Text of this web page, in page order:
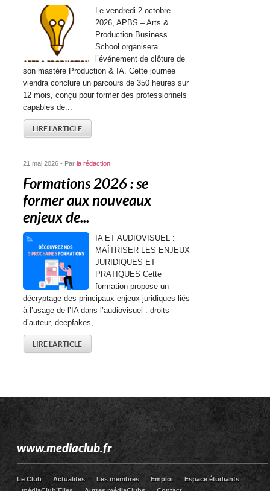
Le vendredi 2 octobre
2026, APBS – Arts &
Production Business
School organisera
l’événement de clôture de
son mastère Production & IA. Cette journée
viendra conclure un parcours de 350 heures sur
12 mois, conçu pour former des professionnels
capables de...
LIRE L'ARTICLE
21 mai 2026 - Parla rédaction
Formations 2026 : se
former aux nouveaux
enjeux de...
IA ET AUDIOVISUEL :
MAÎTRISER LES ENJEUX
JURIDIQUES ET
PRATIQUES Cette
formation propose un
décryptage des principaux enjeux juridiques liés
à l’usage de l’IA dans l’audiovisuel : droits
d’auteur, deepfakes,...
LIRE L'ARTICLE
www.mediaclub.fr
Le Club Actualites Les membres Emploi
Espace étudiants